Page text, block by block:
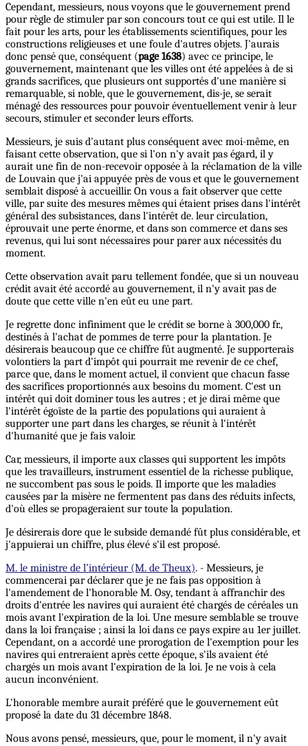
Cependant, messieurs, nous voyons que le gouvernement prend
pour règle de stimuler par son concours tout ce qui est utile. Il le
fait pour les arts, pour les établissements scientifiques, pour les
constructions religieuses et une foule d'autres objets. J'aurais
donc pensé que, conséquent (page 1638) avec ce principe, le
gouvernement, maintenant que les villes ont été appelées à de si
grands sacrifices, que plusieurs ont supportés d'une manière si
remarquable, si noble, que le gouvernement, dis-je, se serait
ménagé des ressources pour pouvoir éventuellement venir à leur
secours, stimuler et seconder leurs efforts.
Messieurs, je suis d'autant plus conséquent avec moi-même, en
faisant cette observation, que si l'on n'y avait pas égard, il y
aurait une fin de non-recevoir opposée à la réclamation de la ville
de Louvain que j'ai appuyée près de vous et que le gouvernement
semblait disposé à accueillir. On vous a fait observer que cette
ville, par suite des mesures mêmes qui étaient prises dans l'intérêt
général des subsistances, dans l'intérêt de. leur circulation,
éprouvait une perte énorme, et dans son commerce et dans ses
revenus, qui lui sont nécessaires pour parer aux nécessités du
moment.
Cette observation avait paru tellement fondée, que si un nouveau
crédit avait été accordé au gouvernement, il n'y avait pas de
doute que cette ville n'en eût eu une part.
Je regrette donc infiniment que le crédit se borne à 300,000 fr.,
destinés à l'achat de pommes de terre pour la plantation. Je
désirerais beaucoup que ce chiffre fût augmenté. Je supporterais
volontiers la part d'impôt qui pourrait me revenir de ce chef,
parce que, dans le moment actuel, il convient que chacun fasse
des sacrifices proportionnés aux besoins du moment. C'est un
intérêt qui doit dominer tous les autres ; et je dirai même que
l'intérêt égoïste de la partie des populations qui auraient à
supporter une part dans les charges, se réunit à l'intérêt
d'humanité que je fais valoir.
Car, messieurs, il importe aux classes qui supportent les impôts
que les travailleurs, instrument essentiel de la richesse publique,
ne succombent pas sous le poids. Il importe que les maladies
causées par la misère ne fermentent pas dans des réduits infects,
d'où elles se propageraient sur toute la population.
Je désirerais dore que le subside demandé fût plus considérable, et
j'appuierai un chiffre, plus élevé s'il est proposé.
M. le ministre de l’intérieur (M. de Theux). - Messieurs, je
commencerai par déclarer que je ne fais pas opposition à
l'amendement de l'honorable M. Osy, tendant à affranchir des
droits d'entrée les navires qui auraient été chargés de céréales un
mois avant l'expiration de la loi. Une mesure semblable se trouve
dans la loi française ; ainsi la loi dans ce pays expire au 1er juillet.
Cependant, on a accordé une prorogation de l'exemption pour les
navires qui entreraient après cette époque, s'ils avaient été
chargés un mois avant l'expiration de la loi. Je ne vois à cela
aucun inconvénient.
L'honorable membre aurait préféré que le gouvernement eût
proposé la date du 31 décembre 1848.
Nous avons pensé, messieurs, que, pour le moment, il n'y avait